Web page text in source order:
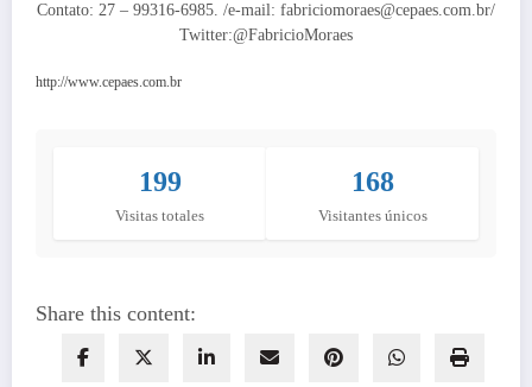
Contato: 27 – 99316-6985. /e-mail: fabriciomoraes@cepaes.com.br/
Twitter:@FabricioMoraes
http://www.cepaes.com.br
199
Visitas totales
168
Visitantes únicos
Share this content: